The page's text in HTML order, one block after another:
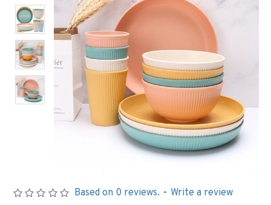
Based on 0 reviews. - Write a review